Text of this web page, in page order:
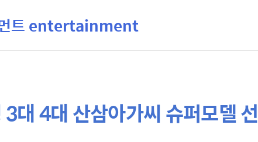
먼트 entertainment
대 4대 산삼아가씨 슈퍼모델 선